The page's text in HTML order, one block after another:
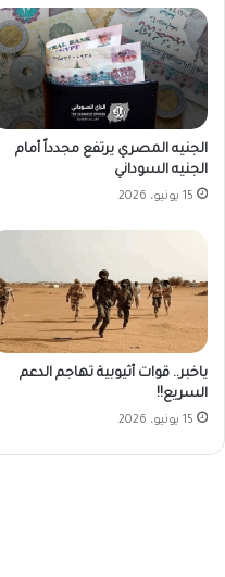
الجنيه المصري يرتفع مجدداً أمام
الجنيه السوداني
15 يونيو، 2026
ياخبر.. قوات أثيوبية تهاجم الدعم
السريع!!
15 يونيو، 2026